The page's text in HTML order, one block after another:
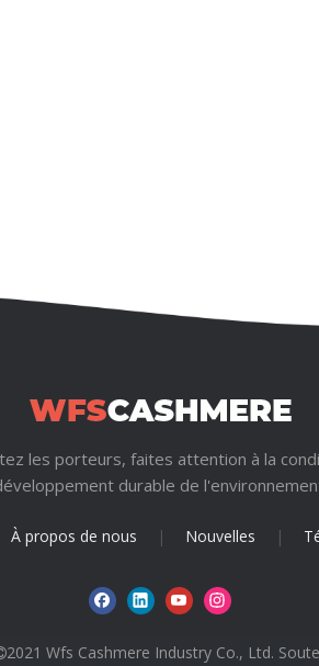
les porteurs, faites attention à la
durable de
À propos de nous | Nouvelles |
2021 Wfs Cashmere Industry Co., Ltd.